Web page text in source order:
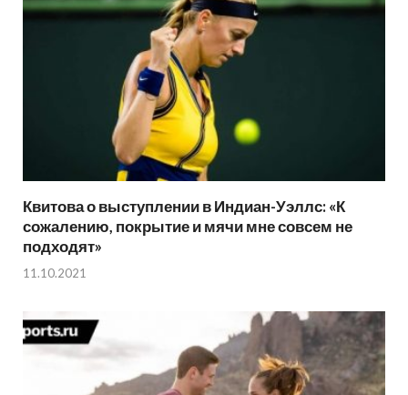
Квитова о выступлении в Индиан-Уэллс: «К
сожалению, покрытие и мячи мне совсем не
подходят»
11.10.2021